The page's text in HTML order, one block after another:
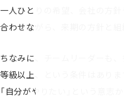
一人ひとりの希望、会社の方
合わせながら、来期の方針と組
ちなみに、チームリーダーも、
等級以上、という条件はありま
「自分がやりたい」という意志